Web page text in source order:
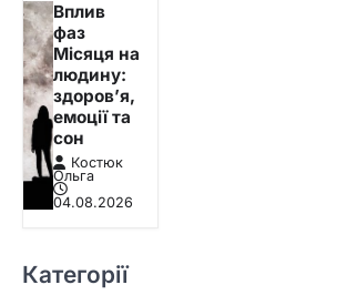
Вплив
фаз
Місяця на
людину:
здоров’я,
емоції та
сон
Костюк
Ольга
04.08.2026
Категорії